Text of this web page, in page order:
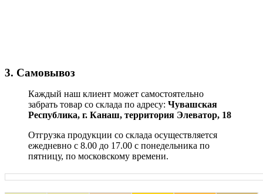
3. Самовывоз
Каждый наш клиент может самостоятельно
забрать товар со склада по адресу: Чувашская
Республика, г. Канаш, территория Элеватор, 18
Отгрузка продукции со склада осуществляется
ежедневно с 8.00 до 17.00 с понедельника по
пятницу, по московскому времени.